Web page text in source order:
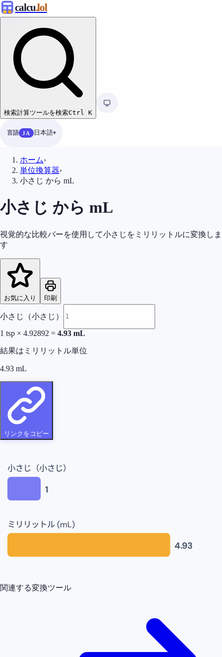
calcu.lol
検索計算ツールを検索Ctrl K
言語 JA 日本語
ホーム›
単位換算器›
小さじ から mL
小さじ から mL
視覚的な比較バーを使用して小さじをミリリットルに変換しま
す
お気に入り 印刷
小さじ（小さじ）
1 tsp × 4.92892 = 4.93 mL
結果はミリリットル単位
4.93 mL
リンクをコピー
小さじ（小さじ）
1
ミリリットル (mL)
4.93
関連する変換ツール